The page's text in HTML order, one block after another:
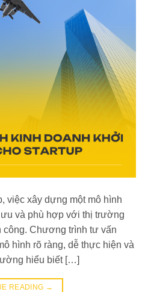
việc xây dựng một mô hình
và phù hợp với thị trường
công. Chương trình tư vấn
hình rõ ràng, dễ thực hiện và
hiểu biết […]
READING →